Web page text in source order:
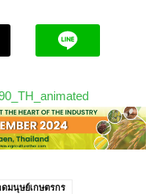
มนุษย์เกษตรกร